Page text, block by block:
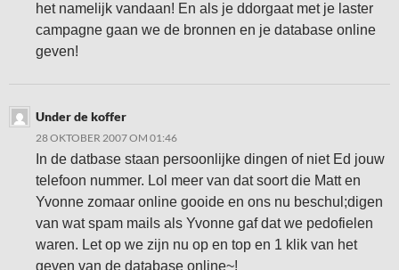
het namelijk vandaan! En als je ddorgaat met je laster
campagne gaan we de bronnen en je database online
geven!
Under de koffer
28 OKTOBER 2007 OM 01:46
In de datbase staan persoonlijke dingen of niet Ed jouw
telefoon nummer. Lol meer van dat soort die Matt en
Yvonne zomaar online gooide en ons nu beschul;digen
van wat spam mails als Yvonne gaf dat we pedofielen
waren. Let op we zijn nu op en top en 1 klik van het
geven van de database online~!